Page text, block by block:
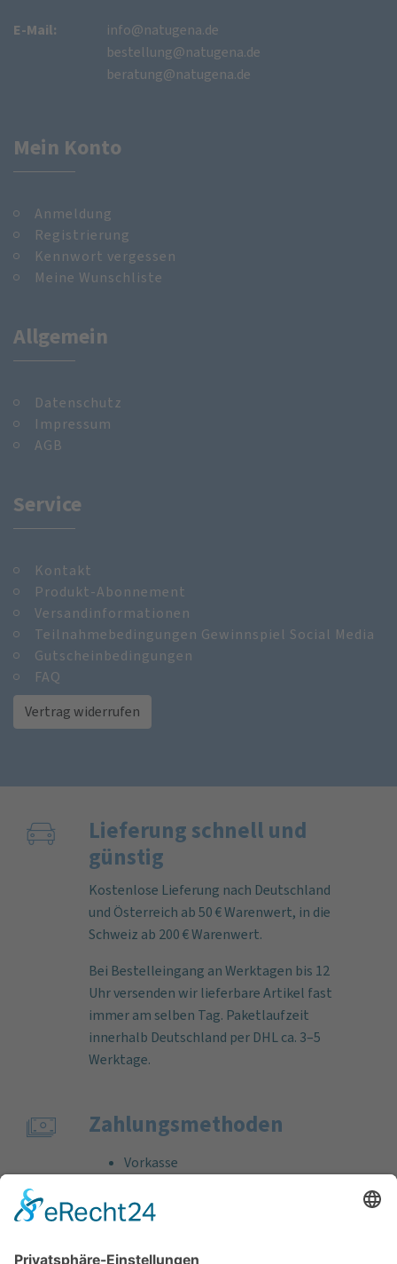
E-Mail:
info@natugena.de
bestellung@natugena.de
beratung@natugena.de
Mein Konto
Anmeldung
Registrierung
Kennwort vergessen
Meine Wunschliste
Allgemein
Datenschutz
Impressum
AGB
Service
Kontakt
Produkt-Abonnement
Versandinformationen
Teilnahmebedingungen Gewinnspiel Social Media
Gutscheinbedingungen
FAQ
Vertrag widerrufen
Lieferung schnell und
günstig
Kostenlose Lieferung nach Deutschland
und Österreich ab 50 € Warenwert, in die
Schweiz ab 200 € Warenwert.
Bei Bestelleingang an Werktagen bis 12
Uhr versenden wir lieferbare Artikel fast
immer am selben Tag. Paketlaufzeit
innerhalb Deutschland per DHL ca. 3–5
Werktage.
Zahlungs­methoden
Vorkasse
Bankeinzug
Kreditkarte (VISA & MasterCard)